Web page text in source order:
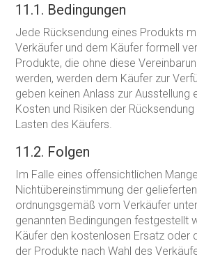
11.1. Bedingungen
Jede Rücksendung eines Produkts
Verkäufer und dem Käufer formell
Produkte, die ohne diese
werden, werden dem Käufer zur
geben keinen Anlass zur Ausstellung
Kosten und Risiken der
Lasten des Käufers.
11.2. Folgen
Im Falle eines offensichtlichen
Nichtübereinstimmung der
ordnungsgemäß vom Verkäufer
genannten Bedingungen festgestellt
Käufer den kostenlosen Ersatz oder
der Produkte nach Wahl des